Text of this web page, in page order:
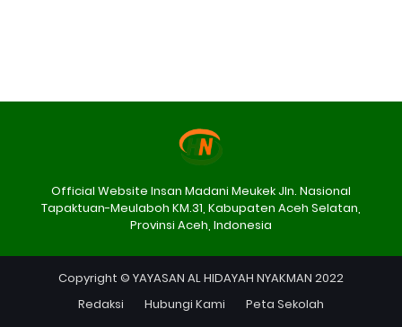
Official Website Insan Madani Meukek Jln. Nasional
Tapaktuan-Meulaboh KM.31, Kabupaten Aceh Selatan,
Provinsi Aceh, Indonesia
Copyright © YAYASAN AL HIDAYAH NYAKMAN 2022
Redaksi
Hubungi Kami Peta Sekolah